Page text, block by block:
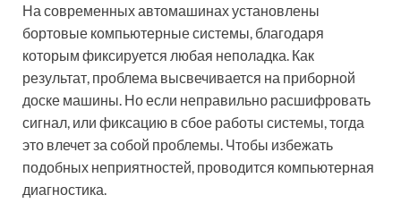
На современных автомашинах установлены
бортовые компьютерные системы, благодаря
которым фиксируется любая неполадка. Как
результат, проблема высвечивается на приборной
доске машины. Но если неправильно расшифровать
сигнал, или фиксацию в сбое работы системы, тогда
это влечет за собой проблемы. Чтобы избежать
подобных неприятностей, проводится компьютерная
диагностика.